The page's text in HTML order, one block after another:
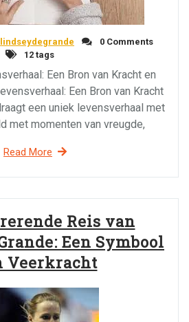
lindseydegrande
0 Comments
12 tags
Een Bron van Kracht en
Een Bron van Kracht
een uniek levensverhaal met
met momenten van vreugde,
Read More
Reis van
Een Symbool
Veerkracht